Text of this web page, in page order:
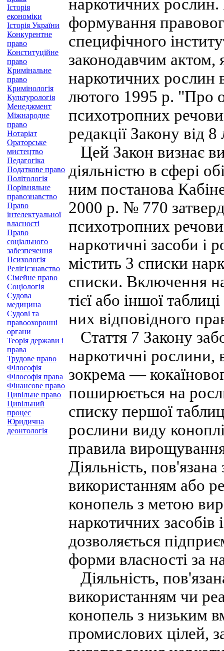
Історія
економіки
Історія України
Конкурентне
право
Конституційне
право
Кримінальне
право
Кримінологія
Культурологія
Менеджмент
Міжнародне
право
Нотаріат
Ораторське
мистецтво
Педагогіка
Податкове право
Політологія
Порівняльне
правознавство
Право
інтелектуальної
власності
Право
соціального
забезпечення
Психологія
Релігієзнавство
Сімейне право
Соціологія
Судова
медицина
Судові та
правоохоронні
органи
Теорія держави і
права
Трудове право
Філософія
Філософія права
Фінансове право
Цивільне право
Цивільний
процес
Юридична
деонтологія
наркотичних рослин.
формування
специфічного
законодавчим
наркотичних рослин
лютого 1995 р. "Про
психотропних
редакції Закону від
Цей Закон визнає
діяльністю в сфері
ним постанова
2000 р. № 770
психотропних
наркотичні засоби і
містить 3 списки
списки. Включення
тієї або іншої
них відповідного
Стаття 7 Закону
наркотичні рослини,
зокрема —
поширюється на
списку першої
рослини виду
правила
Діяльність,
використанням або
конопель з метою
наркотичних
дозволяється
форми власності за
Діяльність,
використанням чи
конопель з низьким
промислових цілей,